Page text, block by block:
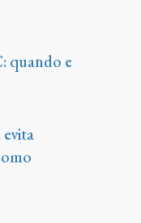
quando e